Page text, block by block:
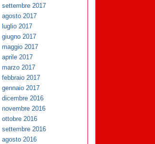
settembre 2017
agosto 2017
luglio 2017
giugno 2017
maggio 2017
aprile 2017
marzo 2017
febbraio 2017
gennaio 2017
dicembre 2016
novembre 2016
ottobre 2016
settembre 2016
agosto 2016